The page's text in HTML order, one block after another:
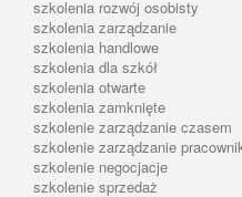
szkolenia rozwój osobisty
szkolenia zarządzanie
szkolenia handlowe
szkolenia dla szkół
szkolenia otwarte
szkolenia zamknięte
szkolenie zarządzanie czasem
szkolenie zarządzanie
szkolenie negocjacje
szkolenie sprzedaż